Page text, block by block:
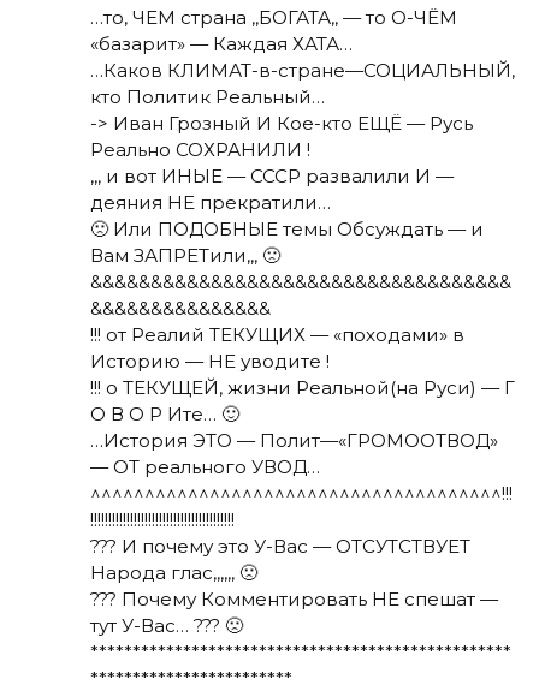
…то, ЧЕМ страна ,,БОГАТА,, — то О-ЧЁМ
«базарит» — Каждая ХАТА…
…Каков КЛИМАТ-в-стране—СОЦИАЛЬНЫЙ,
кто Политик Реальный…
-> Иван Грозный И Кое-кто ЕЩЁ — Русь
Реально СОХРАНИЛИ !
,,, и вот ИНЫЕ — СССР развалили И —
деяния НЕ прекратили…
🙁 Или ПОДОБНЫЕ темы Обсуждать — и
Вам ЗАПРЕТили,,, 🙁
&&&&&&&&&&&&&&&&&&&&&&&&&&&&&&&&&&&
&&&&&&&&&&&&&&&
!!! от Реалий ТЕКУЩИХ — «походами» в
Историю — НЕ уводите !
!!! о ТЕКУЩЕЙ, жизни Реальной(на Руси) — Г
О В О Р Ите… 🙂
…История ЭТО — Полит—«ГРОМООТВОД»
— ОТ реального УВОД…
^^^^^^^^^^^^^^^^^^^^^^^^^^^^^^^^^^^^^^!!!
!!!!!!!!!!!!!!!!!!!!!!!!!!!!!!!!!!!!!!!!
??? И почему это У-Вас — ОТСУТСТВУЕТ
Народа глас,,,,,, 🙁
??? Почему Комментировать НЕ спешат —
тут У-Вас… ??? 🙁
**************************************************
************************